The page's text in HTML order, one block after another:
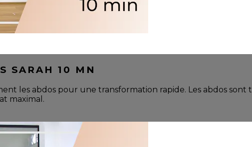
SARAH 10 MN
les abdos pour une transformation rapide. Les abdos
maximal.